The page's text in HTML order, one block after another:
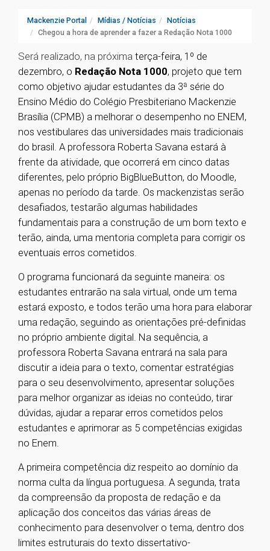
Mackenzie Portal Mídias / Notícias
Notícias
Chegou a hora de aprender a fazer a Redação Nota 1000
Será realizado, na próxima terça-feira, 1º de
dezembro, o Redação Nota 1000, projeto que tem
como objetivo ajudar estudantes da 3ª série do
Ensino Médio do Colégio Presbiteriano Mackenzie
Brasília (CPMB) a melhorar o desempenho no ENEM,
nos vestibulares das universidades mais tradicionais
do brasil. A professora Roberta Savana estará à
frente da atividade, que ocorrerá em cinco datas
diferentes, pelo próprio BigBlueButton, do Moodle,
apenas no período da tarde. Os mackenzistas serão
desafiados, testarão algumas habilidades
fundamentais para a construção de um bom texto e
terão, ainda, uma mentoria completa para corrigir os
eventuais erros cometidos.
O programa funcionará da seguinte maneira: os
estudantes entrarão na sala virtual, onde um tema
estará exposto, e todos terão uma hora para elaborar
uma redação, seguindo as orientações pré-definidas
no próprio ambiente digital. Na sequência, a
professora Roberta Savana entrará na sala para
discutir a ideia para o texto, comentar estratégias
para o seu desenvolvimento, apresentar soluções
para melhor organizar as ideias no conteúdo, tirar
dúvidas, ajudar a reparar erros cometidos pelos
estudantes e aprimorar as 5 competências exigidas
no Enem.
A primeira competência diz respeito ao domínio da
norma culta da língua portuguesa. A segunda, trata
da compreensão da proposta de redação e da
aplicação dos conceitos das várias áreas de
conhecimento para desenvolver o tema, dentro dos
limites estruturais do texto dissertativo-